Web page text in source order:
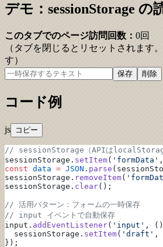
デモ：sessionStorage の
このタブでのページ訪問回数： 0回
（タブを閉じるとリセットされます
す）
保存 削除
コード例
js コピー
// sessionStorage（APIはlocalStorage
sessionStorage. setItem( 'formData'
const data = JSON . parse
sessionStorage. removeItem(
sessionStorage. clear();
// 活用パターン：フォームの一時保存
// input イベントで自動保存
input. addEventListener( 'input' ,
  sessionStorage.
setItem( 'draft' ,
});